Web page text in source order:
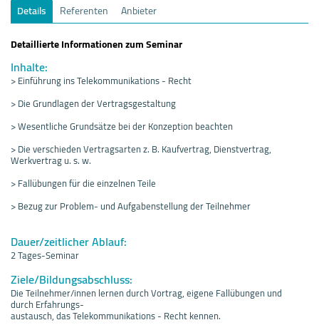
Details Referenten
Anbieter
Detaillierte Informationen zum Seminar
Inhalte:
> Einführung ins Telekommunikations - Recht
> Die Grundlagen der Vertragsgestaltung
> Wesentliche Grundsätze bei der Konzeption beachten
> Die verschieden Vertragsarten z. B. Kaufvertrag, Dienstvertrag,
Werkvertrag u. s. w.
> Fallübungen für die einzelnen Teile
> Bezug zur Problem- und Aufgabenstellung der Teilnehmer
Dauer/zeitlicher Ablauf:
2 Tages-Seminar
Ziele/Bildungsabschluss:
Die Teilnehmer/innen lernen durch Vortrag, eigene Fallübungen und
durch Erfahrungs-
austausch, das Telekommunikations - Recht kennen.